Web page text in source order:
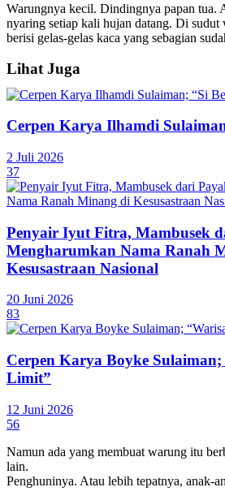
Warungnya kecil. Dindingnya papan tua.
nyaring setiap kali hujan datang. Di sudut
berisi gelas-gelas kaca yang sebagian
Lihat Juga
Cerpen Karya Ilhamdi
2 Juli 2026
37
Penyair Iyut Fitra, Mambusek
Mengharumkan Nama Ranah
Kesusastraan Nasional
20 Juni 2026
83
Cerpen Karya Boyke
Limit”
12 Juni 2026
56
Namun ada yang membuat warung itu
lain.
Penghuninya. Atau lebih tepatnya, anak-